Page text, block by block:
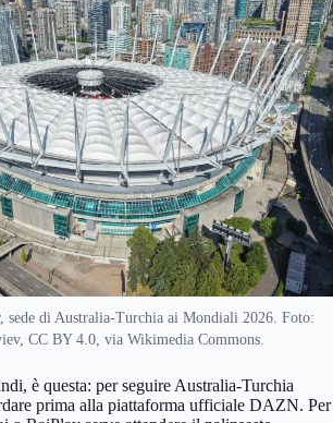
sede di Australia-Turchia ai Mondiali 2026. Foto:
CC BY 4.0, via Wikimedia Commons.
è questa: per seguire Australia-Turchia
prima alla piattaforma ufficiale DAZN. Per